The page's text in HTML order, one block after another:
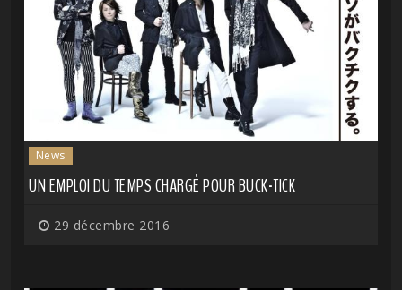
News
UN EMPLOI DU TEMPS CHARGÉ POUR BUCK-TICK
29 décembre 2016